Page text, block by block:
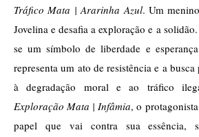
Tráfico Mata | Ararinha Azul. Um
Jovelina e desafia a exploração e a
se um símbolo de liberdade e
representa um ato de resistência e a
à degradação moral e ao tráfico
Exploração Mata | Infâmia, o
papel que vai contra sua essência,